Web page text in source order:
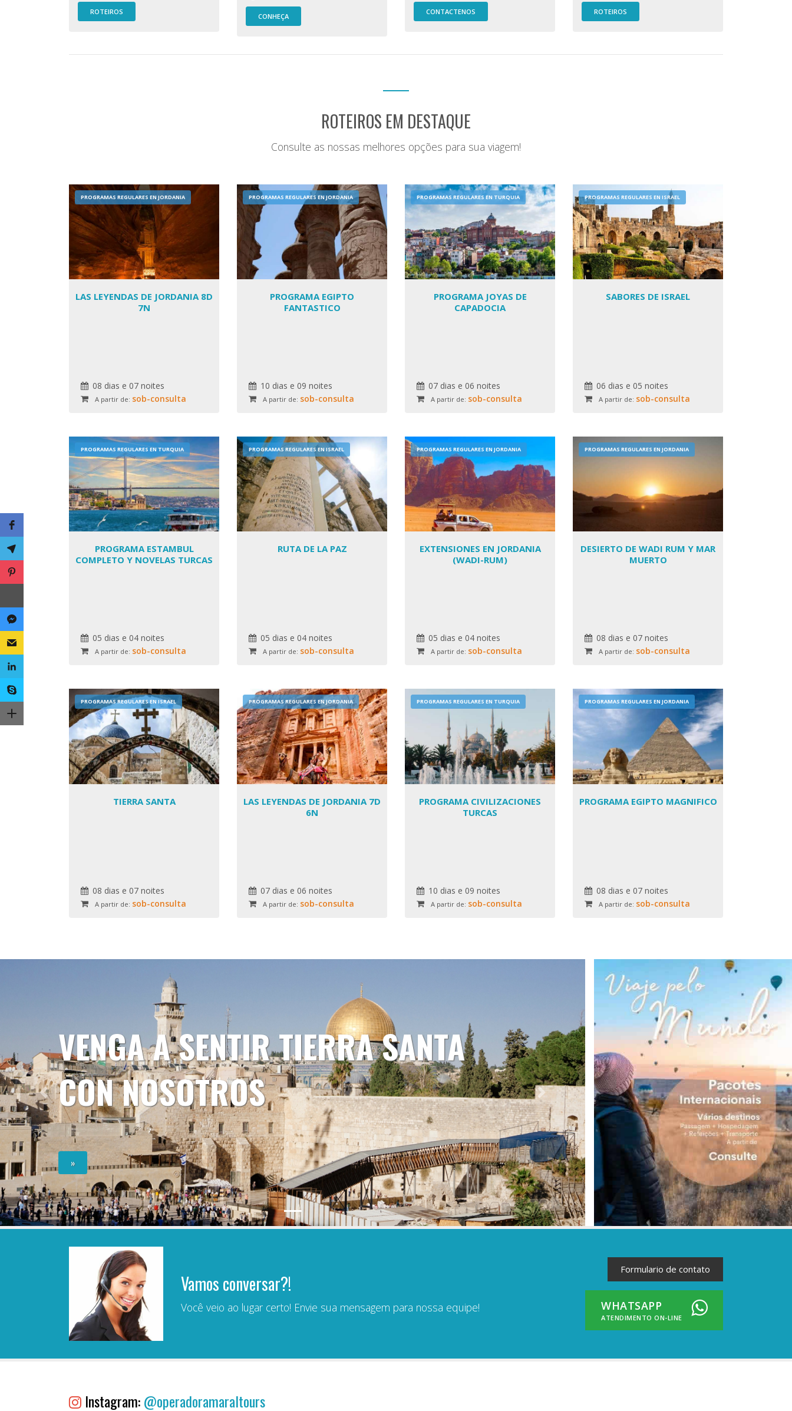
inspire-se e surpreenda!
ROTEIROS
CONHEÇA
CONTACTENOS ROTEIROS
ROTEIROS EM DESTAQUE
Consulte as nossas melhores opções para sua viagem!
PROGRAMAS REGULARES EN JORDANIA
LAS LEYENDAS DE JORDANIA 8D
7N
08 dias e 07 noites
A partir de: sob-consulta
PROGRAMAS REGULARES EN JORDANIA
PROGRAMA EGIPTO
FANTASTICO
10 dias e 09 noites
A partir de: sob-consulta
PROGRAMAS REGULARES EN TURQUIA
PROGRAMA JOYAS DE
CAPADOCIA
07 dias e 06 noites
A partir de: sob-consulta
PROGRAMAS REGULARES EN ISRAEL
SABORES DE ISRAEL
06 dias e 05 noites
A partir de: sob-consulta
PROGRAMAS REGULARES EN TURQUIA
PROGRAMA ESTAMBUL
COMPLETO Y NOVELAS TURCAS
05 dias e 04 noites
A partir de: sob-consulta
PROGRAMAS REGULARES EN ISRAEL
RUTA DE LA PAZ
05 dias e 04 noites
A partir de: sob-consulta
PROGRAMAS REGULARES EN JORDANIA
EXTENSIONES EN JORDANIA
(WADI-RUM)
05 dias e 04 noites
A partir de: sob-consulta
PROGRAMAS REGULARES EN JORDANIA
DESIERTO DE WADI RUM Y MAR
MUERTO
08 dias e 07 noites
A partir de: sob-consulta
PROGRAMAS REGULARES EN ISRAEL
TIERRA SANTA
08 dias e 07 noites
A partir de: sob-consulta
PROGRAMAS REGULARES EN JORDANIA
LAS LEYENDAS DE JORDANIA 7D
6N
07 dias e 06 noites
A partir de: sob-consulta
PROGRAMAS REGULARES EN TURQUIA
PROGRAMA CIVILIZACIONES
TURCAS
10 dias e 09 noites
A partir de: sob-consulta
PROGRAMAS REGULARES EN JORDANIA
PROGRAMA EGIPTO MAGNIFICO
08 dias e 07 noites
A partir de: sob-consulta
VENGA A SENTIR TIERRA SANTA
CON NOSOTROS
»
Previous Next
Vamos conversar?!
Você veio ao lugar certo! Envie sua mensagem para nossa equipe!
Formulario de contato
WHATSAPP
ATENDIMENTO ON-LINE
Instagram:@operadoramaraltours